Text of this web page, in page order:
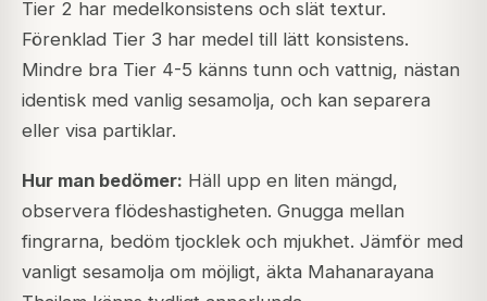
Tier 2 har medelkonsistens och slät textur.
Förenklad Tier 3 har medel till lätt konsistens.
Mindre bra Tier 4-5 känns tunn och vattnig, nästan
identisk med vanlig sesamolja, och kan separera
eller visa partiklar.
Hur man bedömer: Häll upp en liten mängd,
observera flödeshastigheten. Gnugga mellan
fingrarna, bedöm tjocklek och mjukhet. Jämför med
vanligt sesamolja om möjligt, äkta Mahanarayana